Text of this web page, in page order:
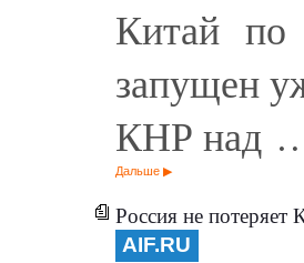
Китай по
запущен
КНР над
Дальше
Россия не потеряет
AIF.RU